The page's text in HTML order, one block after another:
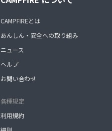
CAMPFIREとは
あんしん・安全への取り組み
ニュース
ヘルプ
お問い合わせ
各種規定
利用規約